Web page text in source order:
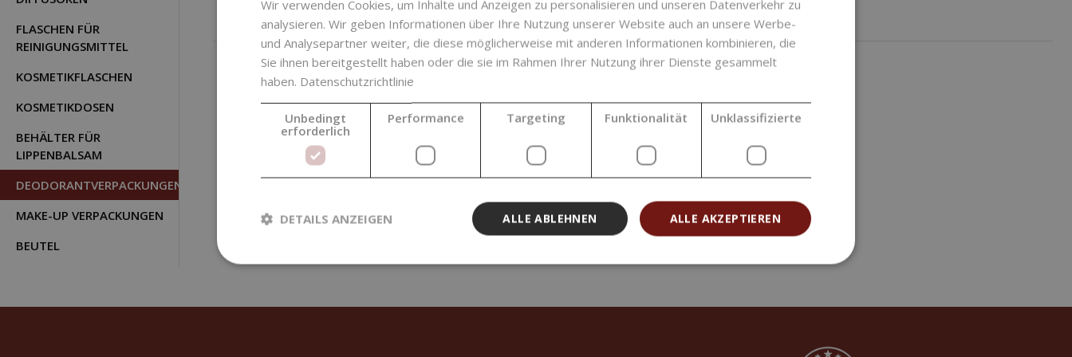
FLASCHEN FÜR
REINIGUNGSMITTEL
KOSMETIKFLASCHEN
KOSMETIKDOSEN
BEHÄLTER FÜR
LIPPENBALSAM
DEODORANTVERPACKUNGEN
MAKE-UP VERPACKUNGEN
BEUTEL
Prepáčte, ale v tejto kategórii sa nenachádzajú žiadne produkty.
Wir verwenden Cookies, um Inhalte und Anzeigen zu personalisieren und unseren Datenverkehr zu
analysieren. Wir geben Informationen über Ihre Nutzung unserer Website auch an unsere Werbe-
und Analysepartner weiter, die diese möglicherweise mit anderen Informationen kombinieren, die
Sie ihnen bereitgestellt haben oder die sie im Rahmen Ihrer Nutzung ihrer Dienste gesammelt
haben. Datenschutzrichtlinie
Unbedingt
erforderlich
Performance Targeting Funktionalität Unklassifizierte
ALLE AKZEPTIEREN
ALLE ABLEHNEN
DETAILS ANZEIGEN